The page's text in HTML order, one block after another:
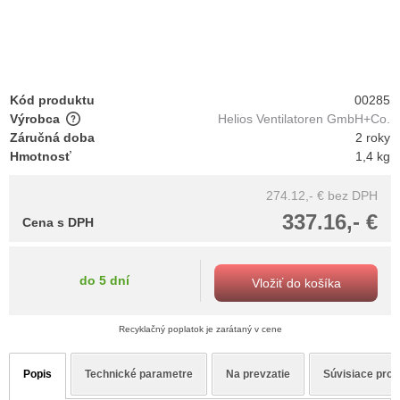
Kód produktu
00285
Výrobca
Helios Ventilatoren GmbH+Co.
Záručná doba
2 roky
Hmotnosť
1,4 kg
274.12,- € bez DPH
337.16,- €
Cena s DPH
do 5 dní Vložiť do košíka
Recyklačný poplatok je zarátaný v cene
Popis Technické parametre Na prevzatie Súvisiace